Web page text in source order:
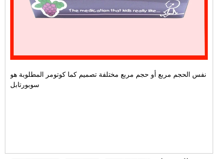
نفس الحجم مربع أو حجم مربع مختلفة تصميم كما كوتومر المطلوبة هو